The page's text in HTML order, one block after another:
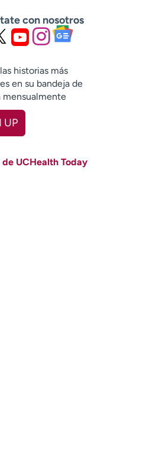
con nosotros
historias más
en su bandeja de
mensualmente
UP
UCHealth Today